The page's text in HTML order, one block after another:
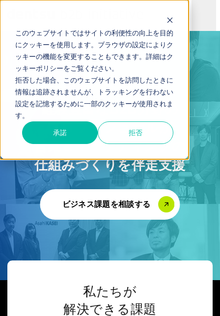
このウェブサイトではサイトの利便性の向上を目的
にクッキーを使用します。ブラウザの設定によりク
ッキーの機能を変更することもできます。詳細はク
ッキーポリシーをご覧ください。
拒否した場合、このウェブサイトを訪問したときに
情報は追跡されませんが、トラッキングを行わない
設定を記憶するために一部のクッキーが使用されま
す。
承諾 拒否
TOP ソリューション
ソリューション
経験豊富なB2B分野の
プロフェショナルが
営業＆マーケティングの
仕組みづくりを伴走支援
ビジネス課題を相談する
私たちが
解決できる課題